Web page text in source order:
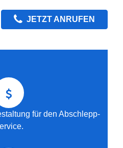
JETZT ANRUFEN
für den Abschlepp-